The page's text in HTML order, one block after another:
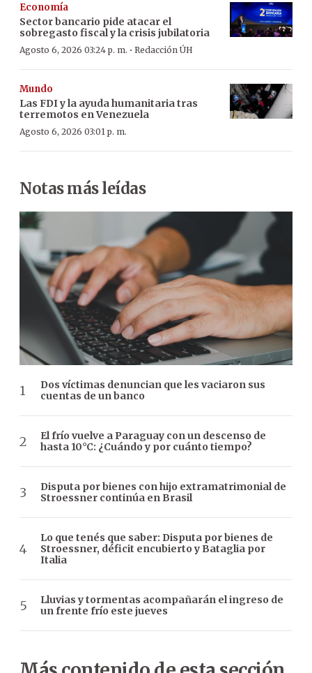
Economía
Sector bancario pide atacar el
sobregasto fiscal y la crisis jubilatoria
Agosto 6, 2026 03:24 p. m. · Redacción ÚH
Mundo
Las FDI y la ayuda humanitaria tras
terremotos en Venezuela
Agosto 6, 2026 03:01 p. m.
Notas más leídas
Dos víctimas denuncian que les vaciaron sus
cuentas de un banco
El frío vuelve a Paraguay con un descenso de
hasta 10°C: ¿Cuándo y por cuánto tiempo?
Disputa por bienes con hijo extramatrimonial de
Stroessner continúa en Brasil
Lo que tenés que saber: Disputa por bienes de
Stroessner, déficit encubierto y Bataglia por
Italia
Lluvias y tormentas acompañarán el ingreso de
un frente frío este jueves